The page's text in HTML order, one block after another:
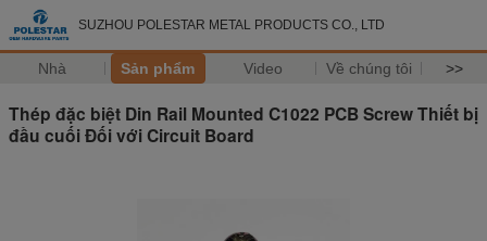
SUZHOU POLESTAR METAL PRODUCTS CO., LTD
Nhà Sản phẩm Video Về chúng tôi >>
Thép đặc biệt Din Rail Mounted C1022 PCB Screw Thiết bị
đầu cuối Đối với Circuit Board